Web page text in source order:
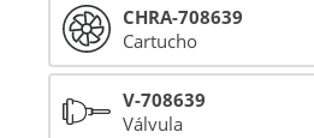
CHRA-708639
Cartucho
V-708639
Válvula